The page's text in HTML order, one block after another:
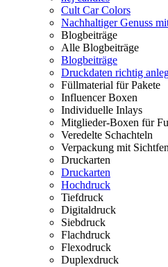
Cult Car Colors
Nachhaltiger Genuss
Blogbeiträge
Alle Blogbeiträge
Blogbeiträge
Druckdaten richtig
Füllmaterial für Pakete
Influencer Boxen
Individuelle Inlays
Mitglieder-Boxen für
Veredelte Schachteln
Verpackung mit
Druckarten
Druckarten
Hochdruck
Tiefdruck
Digitaldruck
Siebdruck
Flachdruck
Flexodruck
Duplexdruck